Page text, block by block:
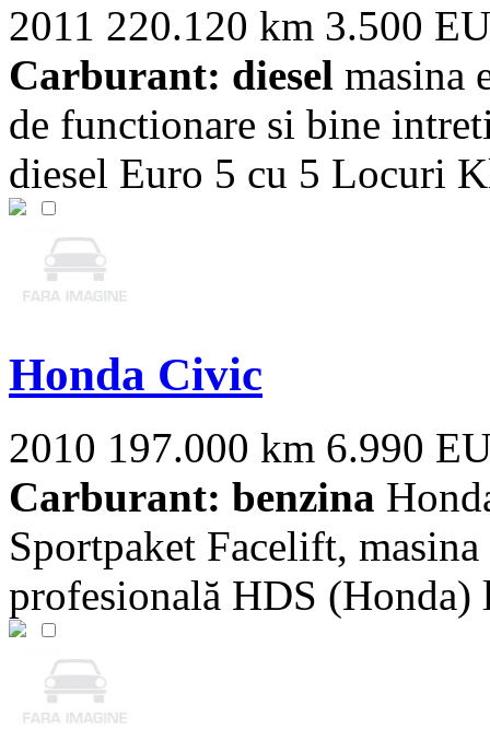
2011 220.120 km 3.500
Carburant: diesel masina
de functionare si bine
diesel Euro 5 cu 5 Locuri
Honda Civic
2010 197.000 km 6.990
Carburant: benzina
Sportpaket Facelift,
profesională HDS